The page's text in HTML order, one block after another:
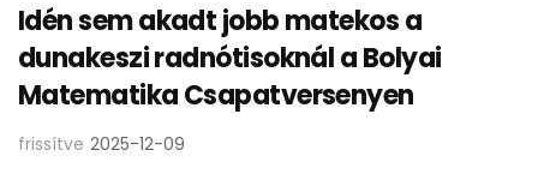
Idén sem akadt jobb matekos a
dunakeszi radnótisoknál a Bolyai
Matematika Csapatversenyen
frissítve 2025-12-09